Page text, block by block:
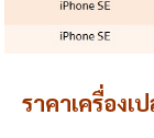
ราคาเครื่องเ